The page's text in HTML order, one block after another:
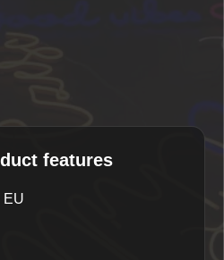
features
EU